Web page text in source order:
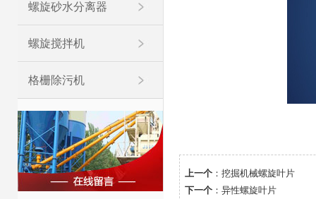
螺旋砂水分离器
螺旋搅拌机
格栅除污机
上一个 ： 挖掘机械螺旋叶片
下一个 ： 异性螺旋叶片